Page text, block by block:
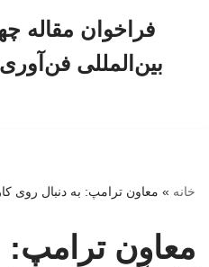
فراخوان مقاله
بین‌المللی
خانه » معاون ترامپ: به دنبال روی
معاون ترامپ: